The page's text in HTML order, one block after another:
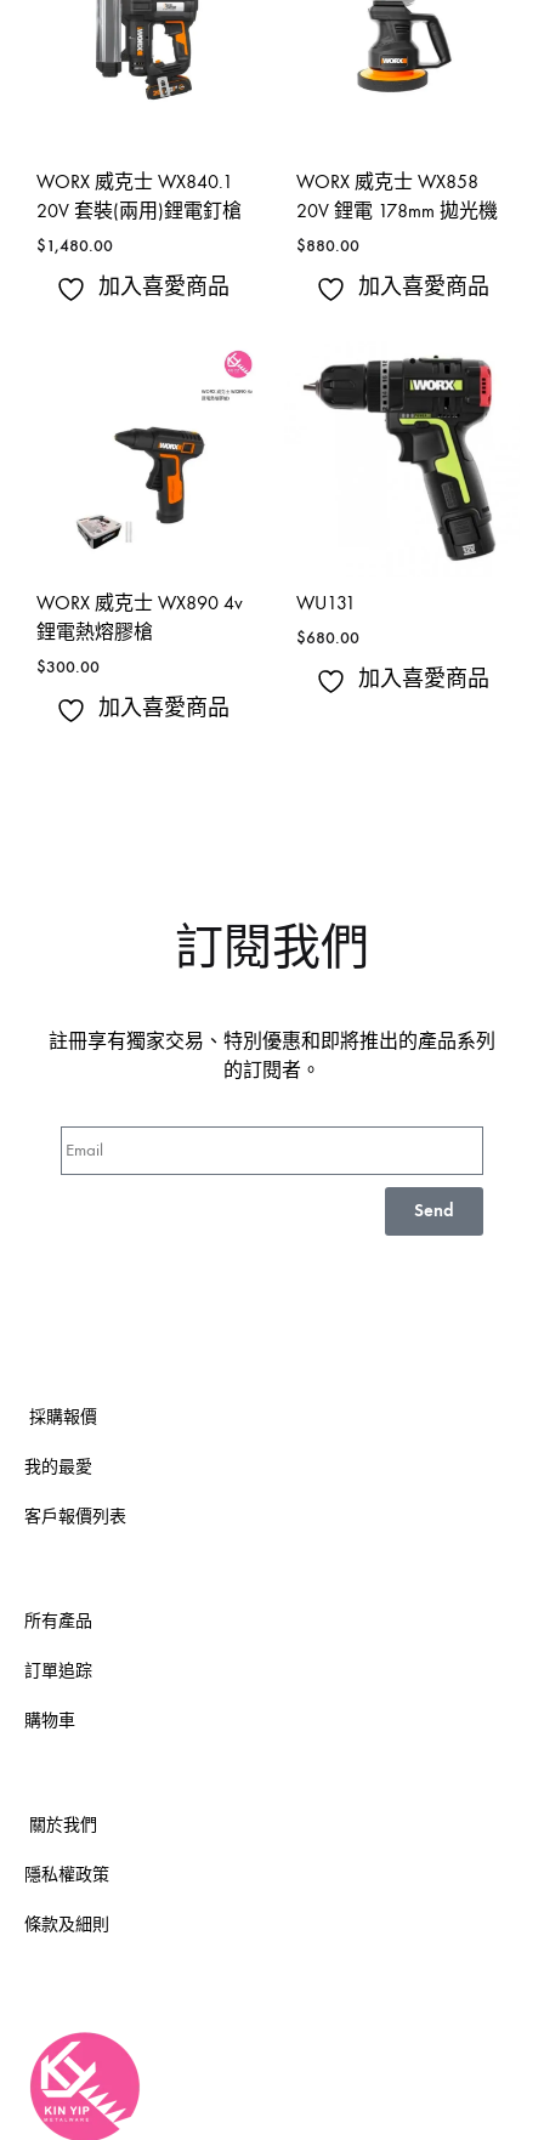
WORX 威克士 WX840.1
20V 套裝(兩用)鋰電釘槍
$1,480.00
加入喜愛商品
WORX 威克士 WX858
20V 鋰電 178mm 拋光機
$880.00
加入喜愛商品
WORX 威克士 WX890 4v
鋰電熱熔膠槍
$300.00
加入喜愛商品
WU131
$680.00
加入喜愛商品
訂閱我們
註冊享有獨家交易、特別優惠和即將推出的產品系列
的訂閱者。
Send
採購報價
我的最愛
客戶報價列表
所有產品
訂單追踪
購物車
關於我們
隱私權政策
條款及細則